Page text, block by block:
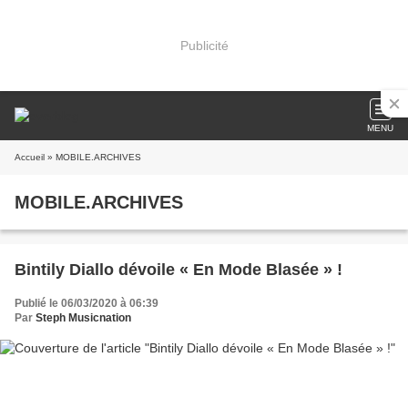
Publicité
MENU
Accueil » MOBILE.ARCHIVES
MOBILE.ARCHIVES
Bintily Diallo dévoile « En Mode Blasée » !
Publié le 06/03/2020 à 06:39
Par Steph Musicnation